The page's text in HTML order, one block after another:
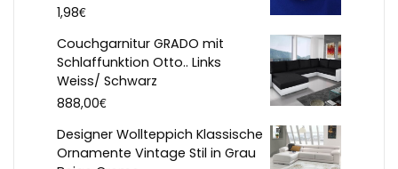
1,98€
Couchgarnitur GRADO mit
Schlaffunktion Otto.. Links
Weiss/ Schwarz
888,00€
Designer Wollteppich Klassische
Ornamente Vintage Stil in Grau